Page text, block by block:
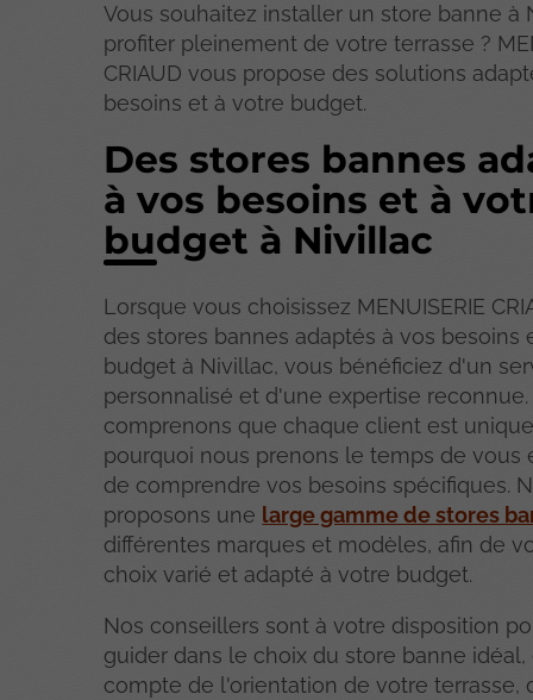
Vous souhaitez installer un store banne à
profiter pleinement de votre terrasse ?
CRIAUD vous propose des solutions
besoins et à votre budget.
Des stores bannes
à vos besoins et à
budget à Nivillac
Lorsque vous choisissez MENUISERIE
des stores bannes adaptés à vos besoins
budget à Nivillac, vous bénéficiez d'un
personnalisé et d'une expertise reconnue.
comprenons que chaque client est
pourquoi nous prenons le temps de vous
de comprendre vos besoins spécifiques.
proposons une large gamme de stores
différentes marques et modèles, afin de
choix varié et adapté à votre budget.
Nos conseillers sont à votre disposition
guider dans le choix du store banne
compte de l'orientation de votre terrasse,